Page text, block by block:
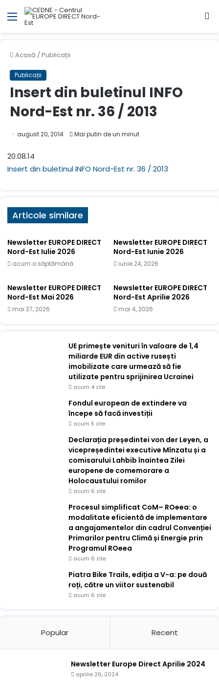
Meniul
Acasă /Publicații
Publicații
Insert din buletinul INFO
Nord-Est nr. 36 / 2013
august 20, 2014 Mai putin de un minut
20.08.14
Insert din buletinul INFO Nord-Est nr. 36 / 2013
Articole similare
Newsletter EUROPE DIRECT
Nord-Est Iulie 2026
acum o săptămână
Newsletter EUROPE DIRECT
Nord-Est Iunie 2026
iunie 24, 2026
Newsletter EUROPE DIRECT
Nord-Est Mai 2026
mai 27, 2026
Newsletter EUROPE DIRECT
Nord-Est Aprilie 2026
mai 4, 2026
UE primește venituri în valoare de 1,4
miliarde EUR din active rusești
imobilizate care urmează să fie
utilizate pentru sprijinirea Ucrainei
acum 4 zile
Fondul european de extindere va
începe să facă investiții
acum 5 zile
Declarația președintei von der Leyen, a
vicepreședintei executive Mînzatu și a
comisarului Lahbib înaintea Zilei
europene de comemorare a
Holocaustului romilor
acum 6 zile
Procesul simplificat CoM– ROeea: o
modalitate eficientă de implementare
a angajamentelor din cadrul Convenției
Primarilor pentru Climă și Energie prin
Programul ROeea
acum 6 zile
Piatra Bike Trails, ediția a V-a: pe două
roți, către un viitor sustenabil
acum 6 zile
Popular Recent
Newsletter Europe Direct Aprilie 2024
aprilie 26, 2024